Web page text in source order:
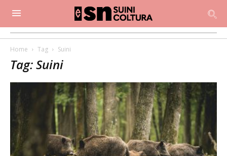
Home Tag Suini
Tag: Suini